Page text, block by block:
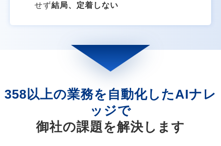
せず結局、定着しない
358以上の業務を自動化したAIナレ
ッジで
御社の課題を解決します